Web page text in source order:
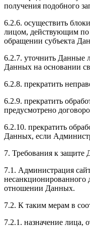
получения подобного
6.2.6. осуществить
лицом, действующим по
обращении субъекта
6.2.7. уточнить Данные
Данных на основании
6.2.8. прекратить
6.2.9. прекратить
предусмотрено
6.2.10. прекратить
Данных, если
7. Требования к защите
7.1. Администрация
несанкционированного
отношении Данных.
7.2. К таким мерам в
7.2.1. назначение лица,